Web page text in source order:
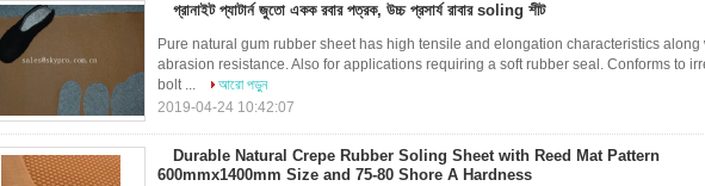
গ্রানাইট প্যাটার্ন জুতো একক রবার পত্রক, উচ্চ প্রসার্য রাবার soling শীট
Pure natural gum rubber sheet has high tensile and elongation characteristics along
abrasion resistance. Also for applications requiring a soft rubber seal. Conforms to
bolt ...
আরো পড়ুন
2019-04-24 10:42:07
Durable Natural Crepe Rubber Soling Sheet with Reed Mat Pattern
600mmx1400mm Size and 75-80 Shore A Hardness